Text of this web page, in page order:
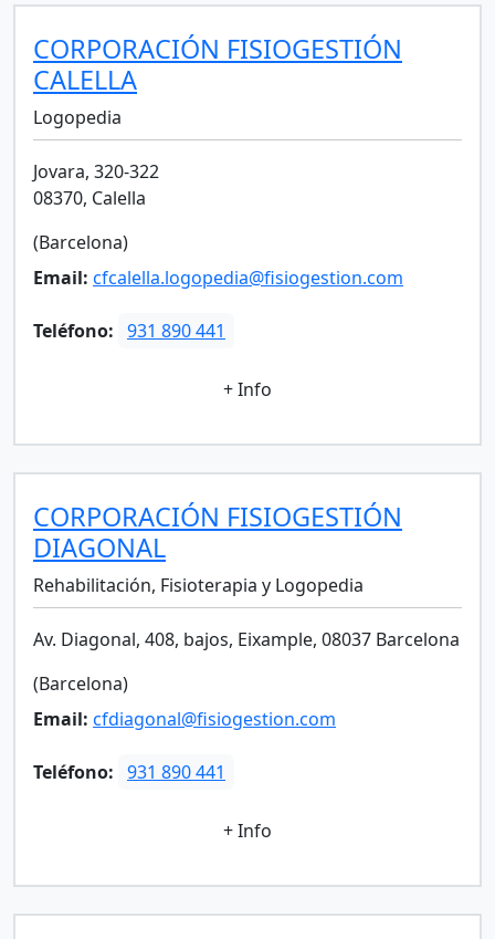
CORPORACIÓN FISIOGESTIÓN
CALELLA
Logopedia
Jovara, 320-322
08370, Calella
(Barcelona)
Email: cfcalella.logopedia@fisiogestion.com
Teléfono: 931 890 441
+ Info
CORPORACIÓN FISIOGESTIÓN
DIAGONAL
Rehabilitación, Fisioterapia y Logopedia
Av. Diagonal, 408, bajos, Eixample, 08037 Barcelona
(Barcelona)
Email: cfdiagonal@fisiogestion.com
Teléfono: 931 890 441
+ Info